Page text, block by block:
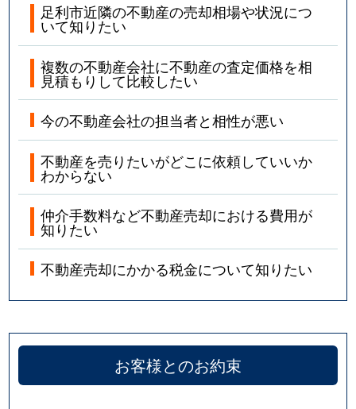
足利市近隣の不動産の売却相場や状況につ
いて知りたい
複数の不動産会社に不動産の査定価格を相
見積もりして比較したい
今の不動産会社の担当者と相性が悪い
不動産を売りたいがどこに依頼していいか
わからない
仲介手数料など不動産売却における費用が
知りたい
不動産売却にかかる税金について知りたい
お客様とのお約束